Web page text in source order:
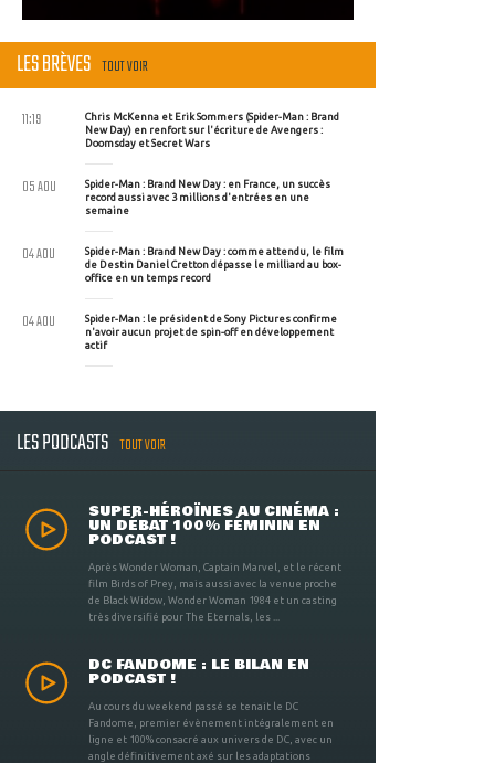
LES BRÈVES TOUT VOIR
Chris McKenna et Erik Sommers (Spider-Man : Brand
New Day) en renfort sur l'écriture de Avengers :
Doomsday et Secret Wars
11:19
Spider-Man : Brand New Day : en France, un succès
record aussi avec 3 millions d'entrées en une
semaine
05 AOU
Spider-Man : Brand New Day : comme attendu, le film
de Destin Daniel Cretton dépasse le milliard au box-
office en un temps record
04 AOU
Spider-Man : le président de Sony Pictures confirme
n'avoir aucun projet de spin-off en développement
actif
04 AOU
LES PODCASTS TOUT VOIR
SUPER-HÉROÏNES AU CINÉMA :
UN DÉBAT 100% FÉMININ EN
PODCAST !
Après Wonder Woman, Captain Marvel, et le récent
film Birds of Prey, mais aussi avec la venue proche
de Black Widow, Wonder Woman 1984 et un casting
très diversifié pour The Eternals, les ...
DC FANDOME : LE BILAN EN
PODCAST !
Au cours du weekend passé se tenait le DC
Fandome, premier évènement intégralement en
ligne et 100% consacré aux univers de DC, avec un
angle définitivement axé sur les adaptations